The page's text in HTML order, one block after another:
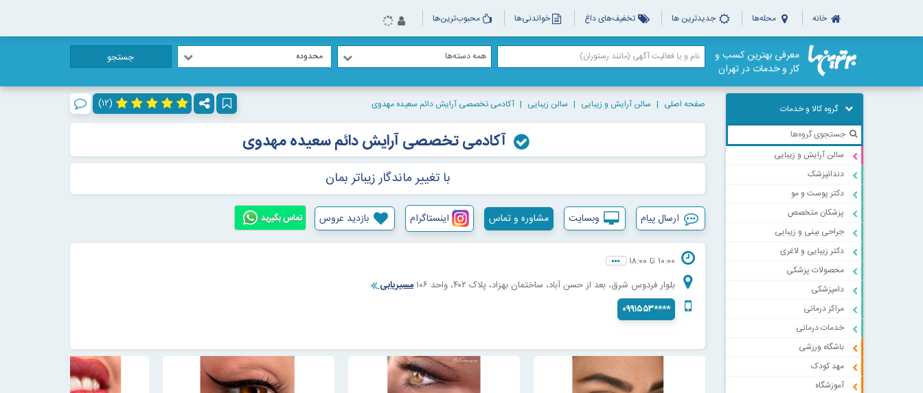
خانه محله‌ها جدیدترین ها تخفیف‌های داغ خواندنی‌ها محبوب‌ترین‌ها
معرفی بهترین کسب و
کار و خدمات در تهران
همه دسته‌ها محدوده جستجو
گروه کالا و خدمات
سالن آرایش و زیبایی
دندانپزشک
دکتر پوست و مو
پزشکان متخصص
جراحی بینی و زیبایی
دکتر زیبایی و لاغری
محصولات پزشکی
دامپزشکی
مراکز درمانی
خدمات درمانی
باشگاه ورزشی
مهد کودک
آموزشگاه
صفحه اصلی سالن آرایش و زیبایی سالن زیبایی آکادمی تخصصی آرایش دائم سعیده مهدوی (۱۲)
آکادمی تخصصی آرایش دائم سعیده مهدوی
با تغییر ماندگار زیباتر بمان
ارسال پیام وبسایت مشاوره و تماس اینستاگرام بازدید عروس تماس بگیرید
۱۰:۰۰ تا ۱۸:۰۰
بلوار فردوس شرق، بعد از حسن آباد، ساختمان بهزاد، پلاک ۴۰۲، واحد ۱۰۶
مسیریابی
۰۹۹۱۵۵۳****